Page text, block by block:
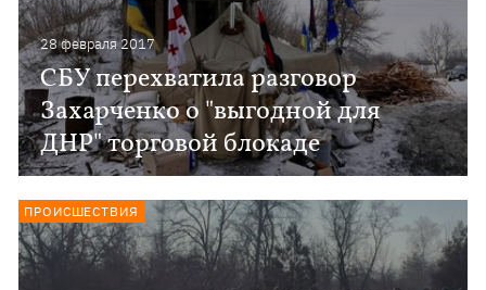
28 февраля 2017
СБУ перехватила разговор
Захарченко о "выгодной для
ДНР" торговой блокаде
ПРОИСШЕСТВИЯ